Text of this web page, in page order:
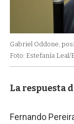
Gabriel Oddone,
Foto: Estefanía Leal/
La respuesta
Fernando